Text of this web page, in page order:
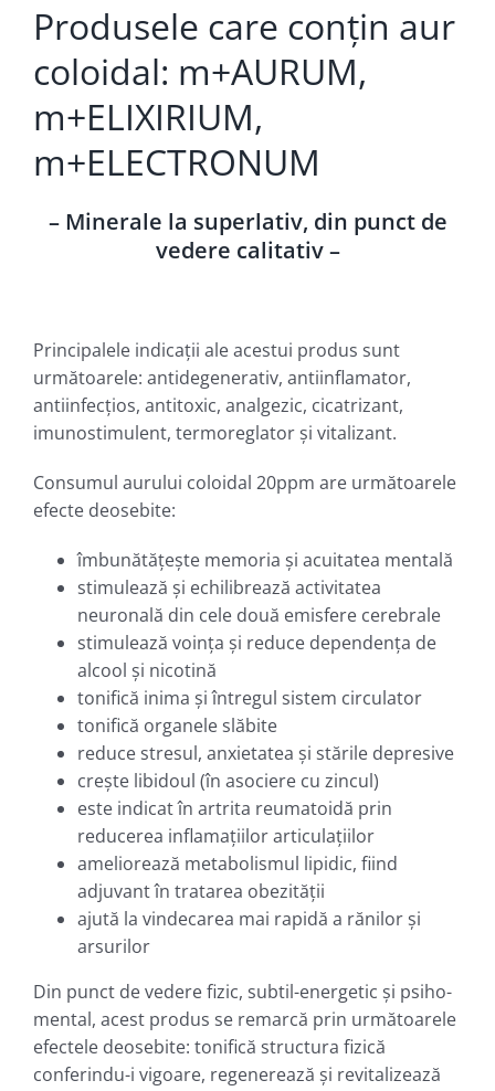
Produsele care conţin aur
coloidal: m+AURUM,
m+ELIXIRIUM,
m+ELECTRONUM
– Minerale la superlativ, din punct de
vedere calitativ –
Principalele indicaţii ale acestui produs sunt
următoarele: antidegenerativ, antiinflamator,
antiinfecţios, antitoxic, analgezic, cicatrizant,
imunostimulent, termoreglator şi vitalizant.
Consumul aurului coloidal 20ppm are următoarele
efecte deosebite:
îmbunătăţeşte memoria şi acuitatea mentală
stimulează şi echilibrează activitatea
neuronală din cele două emisfere cerebrale
stimulează voinţa şi reduce dependenţa de
alcool şi nicotină
tonifică inima şi întregul sistem circulator
tonifică organele slăbite
reduce stresul, anxietatea şi stările depresive
creşte libidoul (în asociere cu zincul)
este indicat în artrita reumatoidă prin
reducerea inflamaţiilor articulaţiilor
ameliorează metabolismul lipidic, fiind
adjuvant în tratarea obezităţii
ajută la vindecarea mai rapidă a rănilor şi
arsurilor
Din punct de vedere fizic, subtil-energetic şi psiho-
mental, acest produs se remarcă prin următoarele
efectele deosebite: tonifică structura fizică
conferindu-i vigoare, regenerează şi revitalizează